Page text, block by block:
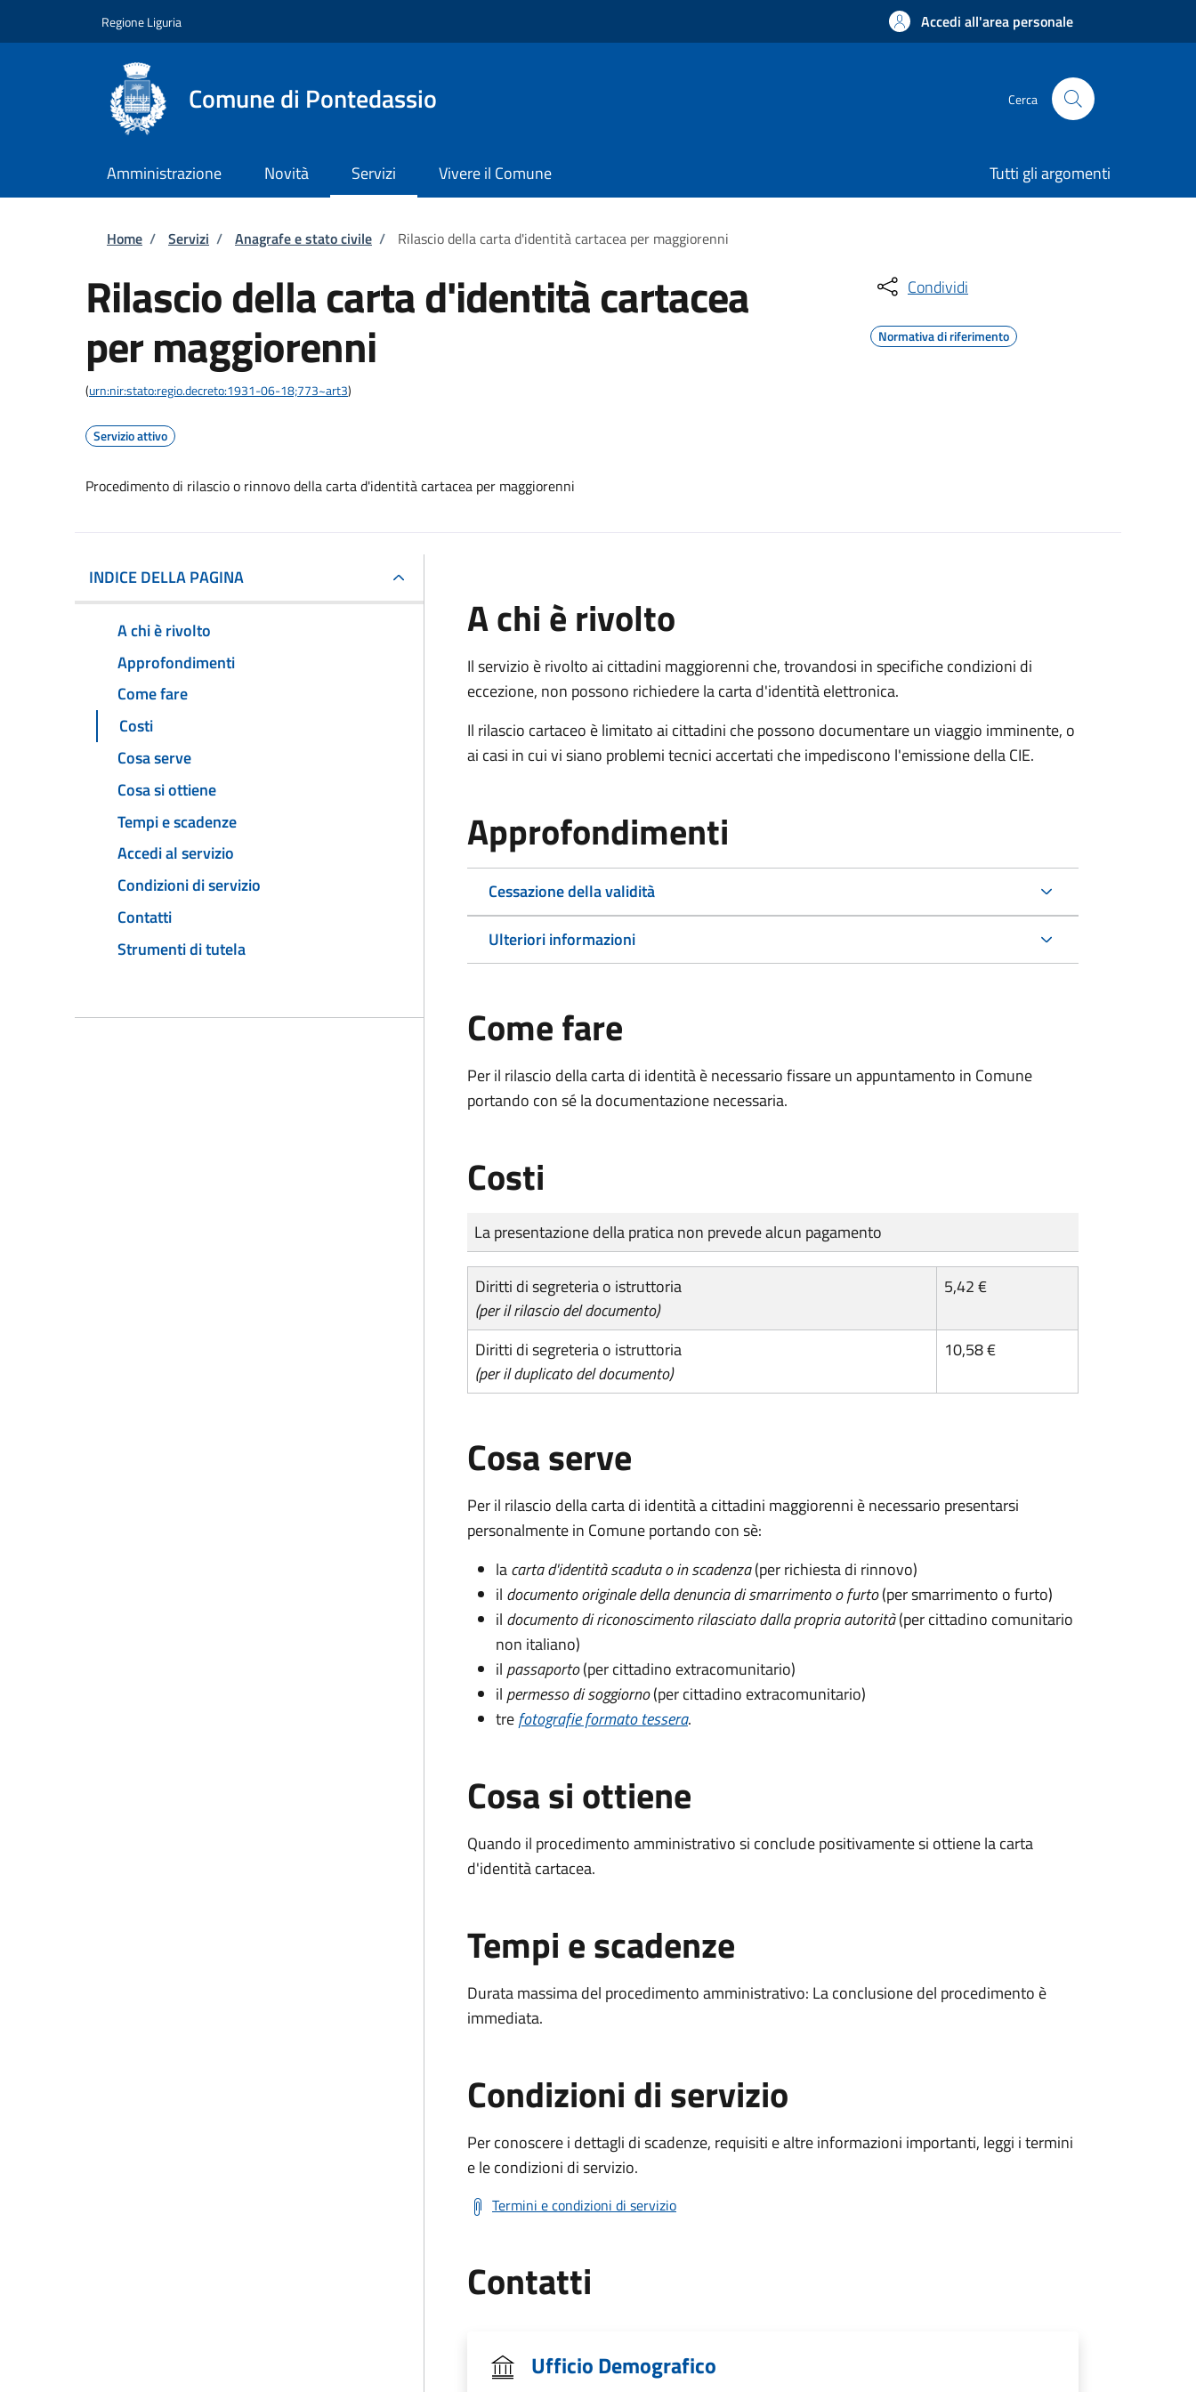
Regione Liguria Accedi all'area personale
Comune di Pontedassio Cerca
Amministrazione Novità Servizi Vivere il Comune Tutti gli argomenti
Briciole di pane
Home / Servizi / Anagrafe e stato civile / Rilascio della carta d'identità cartacea per maggiorenni
Rilascio della carta d'identità cartacea
per maggiorenni
(urn:nir:stato:regio.decreto:1931-06-18;773~art3)
Servizio attivo
Procedimento di rilascio o rinnovo della carta d'identità cartacea per maggiorenni
Condividi
Normativa di riferimento
INDICE DELLA PAGINA
A chi è rivolto
Approfondimenti
Come fare
Costi
Cosa serve
Cosa si ottiene
Tempi e scadenze
Accedi al servizio
Condizioni di servizio
Contatti
Strumenti di tutela
A chi è rivolto
Il servizio è rivolto ai cittadini maggiorenni che, trovandosi in specifiche condizioni di
eccezione, non possono richiedere la carta d'identità elettronica.
Il rilascio cartaceo è limitato ai cittadini che possono documentare un viaggio imminente, o
ai casi in cui vi siano problemi tecnici accertati che impediscono l'emissione della CIE.
Approfondimenti
Cessazione della validità
Ulteriori informazioni
Come fare
Per il rilascio della carta di identità è necessario fissare un appuntamento in Comune
portando con sé la documentazione necessaria.
Costi
Tipo di pagamento
Importo
La presentazione della pratica non prevede alcun pagamento
Diritti di segreteria o istruttoria
(per il rilascio del documento)
5,42 €
Diritti di segreteria o istruttoria
(per il duplicato del documento)
10,58 €
Cosa serve
Per il rilascio della carta di identità a cittadini maggiorenni è necessario presentarsi
personalmente in Comune portando con sè:
lacarta d'identità scaduta o in scadenza(per richiesta di rinnovo)
il documento originale della denuncia di smarrimento o furto(per smarrimento o furto)
il documento di riconoscimento rilasciato dalla propria autorità(per cittadino comunitario
non italiano)
il passaporto(per cittadino extracomunitario)
il permesso di soggiorno(per cittadino extracomunitario)
trefotografie formato tessera.
Cosa si ottiene
Quando il procedimento amministrativo si conclude positivamente si ottiene la carta
d'identità cartacea.
Tempi e scadenze
Durata massima del procedimento amministrativo: La conclusione del procedimento è
immediata.
Condizioni di servizio
Per conoscere i dettagli di scadenze, requisiti e altre informazioni importanti, leggi i termini
e le condizioni di servizio.
Termini e condizioni di servizio
Contatti
Ufficio Demografico